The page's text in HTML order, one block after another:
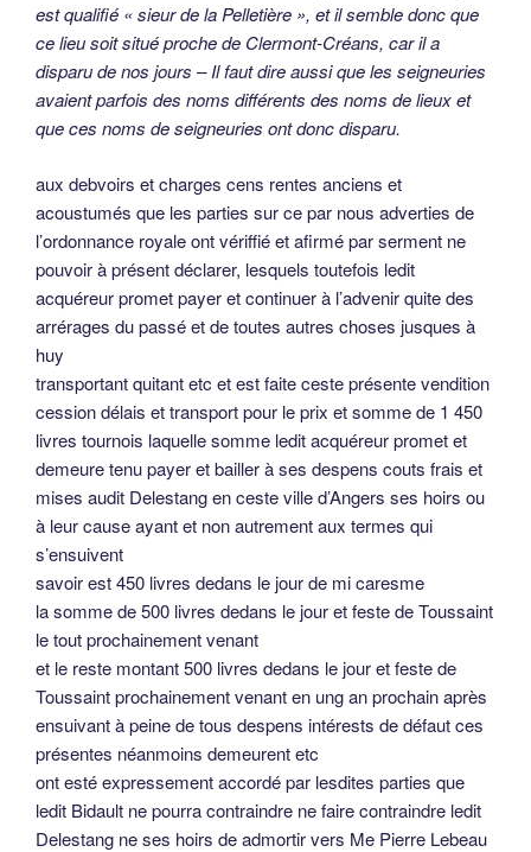
est qualifié « sieur de la Pelletière », et il semble donc que
ce lieu soit situé proche de Clermont-Créans, car il a
disparu de nos jours – Il faut dire aussi que les seigneuries
avaient parfois des noms différents des noms de lieux et
que ces noms de seigneuries ont donc disparu.
aux debvoirs et charges cens rentes anciens et
acoustumés que les parties sur ce par nous adverties de
l’ordonnance royale ont vériffié et afirmé par serment ne
pouvoir à présent déclarer, lesquels toutefois ledit
acquéreur promet payer et continuer à l’advenir quite des
arrérages du passé et de toutes autres choses jusques à
huy
transportant quitant etc et est faite ceste présente vendition
cession délais et transport pour le prix et somme de 1 450
livres tournois laquelle somme ledit acquéreur promet et
demeure tenu payer et bailler à ses despens couts frais et
mises audit Delestang en ceste ville d’Angers ses hoirs ou
à leur cause ayant et non autrement aux termes qui
s’ensuivent
savoir est 450 livres dedans le jour de mi caresme
la somme de 500 livres dedans le jour et feste de Toussaint
le tout prochainement venant
et le reste montant 500 livres dedans le jour et feste de
Toussaint prochainement venant en ung an prochain après
ensuivant à peine de tous despens intérests de défaut ces
présentes néanmoins demeurent etc
ont esté expressement accordé par lesdites parties que
ledit Bidault ne pourra contraindre ne faire contraindre ledit
Delestang ne ses hoirs de admortir vers Me Pierre Lebeau